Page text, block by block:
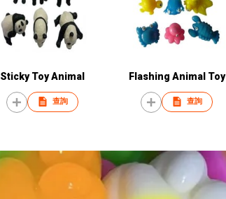
Sticky Toy Animal
查詢
Flashing Animal Toy
查詢